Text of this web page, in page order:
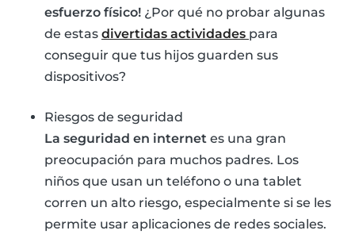
esfuerzo físico! ¿Por qué no probar algunas
de estas divertidas actividades para
conseguir que tus hijos guarden sus
dispositivos?
Riesgos de seguridad
La seguridad en internet es una gran
preocupación para muchos padres. Los
niños que usan un teléfono o una tablet
corren un alto riesgo, especialmente si se les
permite usar aplicaciones de redes sociales.